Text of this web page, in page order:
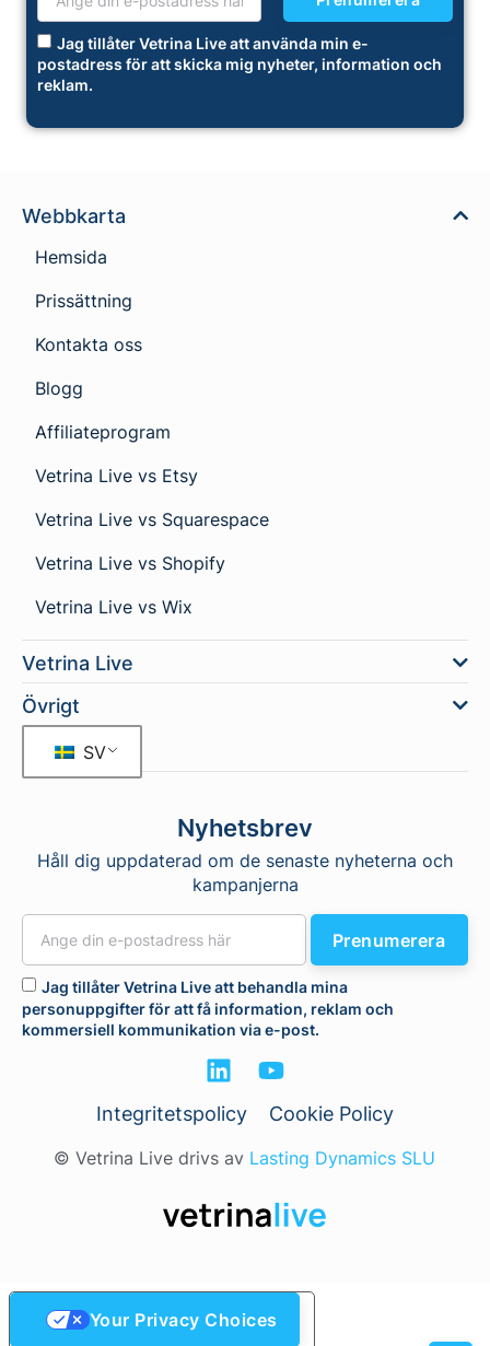
Jag tillåter Vetrina Live att använda min e-
postadress för att skicka mig nyheter, information och
reklam.
Webbkarta
Hemsida
Prissättning
Kontakta oss
Blogg
Affiliateprogram
Vetrina Live vs Etsy
Vetrina Live vs Squarespace
Vetrina Live vs Shopify
Vetrina Live vs Wix
Vetrina Live
Övrigt
SV
Nyhetsbrev
Håll dig uppdaterad om de senaste nyheterna och
kampanjerna
Jag tillåter Vetrina Live att behandla mina
personuppgifter för att få information, reklam och
kommersiell kommunikation via e-post.
Prenumerera
Integritetspolicy Cookie Policy
© Vetrina Live drivs av Lasting Dynamics SLU
Your Privacy Choices